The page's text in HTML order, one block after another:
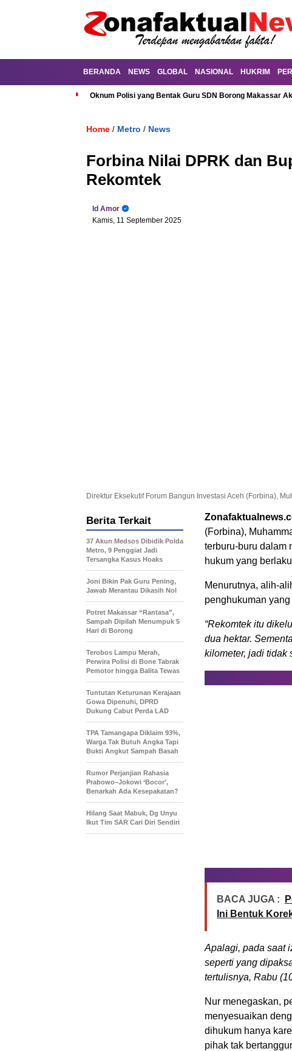
BERANDA NEWS GLOBAL NASIONAL HUKRIM
Oknum Polisi yang Bentak Guru SDN Borong Makassar
Home / Metro / News
Forbina Nilai DPRK dan
Rekomtek
Id Amor
Kamis, 11 September 2025
Direktur Eksekutif Forum Bangun Investasi Aceh (Forbina),
(Forbina),
terburu-buru dalam
hukum yang
Menurutnya, alih-
penghukuman
“Rekomtek itu
dua hektar.
kilometer, jadi tidak
BACA JUGA :
Ini Bentuk
Apalagi, pada saat
seperti yang
tertulisnya, Rabu
Nur menegaskan,
menyesuaikan
dihukum hanya
pihak tak
Berita Terkait
37 Akun Medsos Dibidik Polda
Metro, 9 Penggiat Jadi
Tersangka Kasus Hoaks
Joni Bikin Pak Guru Pening,
Jawab Merantau Dikasih Nol
Potret Makassar “Rantasa”,
Sampah Dipilah Menumpuk 5
Hari di Borong
Terobos Lampu Merah,
Perwira Polisi di Bone Tabrak
Pemotor hingga Balita Tewas
Tuntutan Keturunan Kerajaan
Gowa Dipenuhi, DPRD
Dukung Cabut Perda LAD
TPA Tamangapa Diklaim 93%,
Warga Tak Butuh Angka Tapi
Bukti Angkut Sampah Basah
Rumor Perjanjian Rahasia
Prabowo–Jokowi ‘Bocor’,
Benarkah Ada Kesepakatan?
Hilang Saat Mabuk, Dg Unyu
Ikut Tim SAR Cari Diri Sendiri